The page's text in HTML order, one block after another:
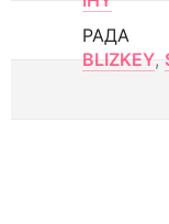
РАДА
BLIZKEY,